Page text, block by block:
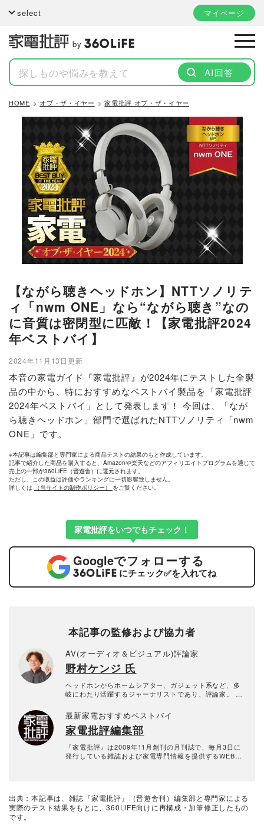
select マイページ
by
AI回答
HOME オブ・ザ・イヤー 家電批評 オブ・ザ・イヤー
【ながら聴きヘッドホン】NTTソノリテ
ィ「nwm ONE」なら“ながら聴き”なの
に音質は密閉型に匹敵！【家電批評2024
年ベストバイ】
2024年11月13日更新
本音の家電ガイド『家電批評』が2024年にテストした全製
品の中から、特におすすめなベストバイ製品を「家電批評
2024年ベストバイ」として発表します！ 今回は、「なが
ら聴きヘッドホン」部門で選ばれたNTTソノリティ「nwm
ONE」です。
※本記事は編集部と専門家による商品テストの結果のもと作成しています。
記事で紹介した商品を購入すると、Amazonや楽天などのアフィリエイトプログラムを通じて
売上の一部が360LiFE（晋遊舎）に還元されます。
ただし、この収益は評価やランキングに一切影響致しません。
詳しくは
（当サイトの制作ポリシー） をご覧ください。
家電批評をいつでもチェック！
Googleでフォローする
にチェック✅を入れてね
本記事の監修および協力者
AV(オーディオ＆ビジュアル)評論家
野村ケンジ 氏
ヘッドホンからホームシアター、ガジェット系など、多
岐にわたり活躍するジャーナリストであり、評論家。 特
主軸に、VGPライフスタイル審査委員やヘッドフォンブ
ック・アワード審査員として年間300製品以上の新製品を
10年以上にわたり試聴し続けている。 専門誌やWEBメデ
ィアへのレビュー記事執筆に加え、TBSテレビ『開運音
楽堂』やFMラジオ『ふわっと』に出演歴があり、YouTu
be「ノムケンLabチャンネル」運営やイベント主催な
最新家電おすすめベストバイ
家電批評編集部
『家電批評』は2009年11月創刊の月刊誌で、毎月3日に
発行している雑誌および家電専門情報を提供するWEBメ
検証機関が実機テストを行い、価格やブランドに惑わさ
れることなく製品の本質的な性能を見極め、その良し悪
出典：本記事は、雑誌『家電批評』（晋遊舎刊）編集部と専門家による
実際のテスト結果をもとに、360LiFE向けに再構成・加筆修正したもの
です。